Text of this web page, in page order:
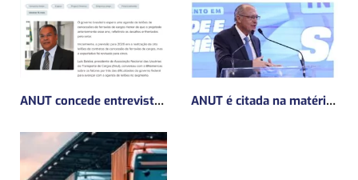
ANUT concede entrevista sobre Concessões Ferroviárias ANUT é citada na matéria da Mundo Logística sobre MP do frete mínimo”